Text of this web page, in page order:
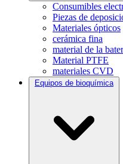
Consumibles
Piezas de
Materiales ópticos
cerámica fina
material de la
Material PTFE
materiales CVD
Equipos de bioquímica